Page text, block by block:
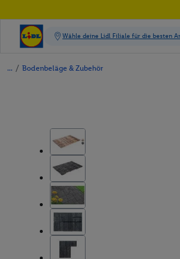
/ Bodenbeläge & Zubehör